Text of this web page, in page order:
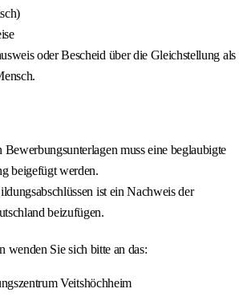
oder Bescheid über die Gleichstellung als
muss eine beglaubigte
beigefügt werden.
ist ein Nachweis der
beizufügen.
wenden Sie sich bitte an das:
Veitshöchheim